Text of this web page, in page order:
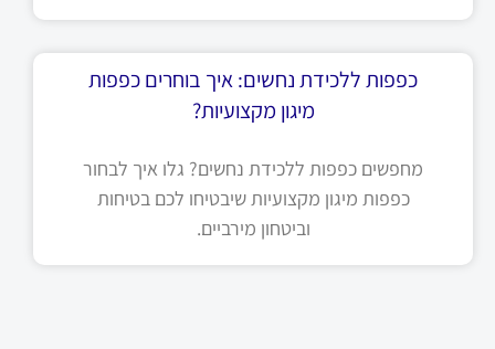
כפפות ללכידת נחשים: איך בוחרים כפפות
מיגון מקצועיות?
מחפשים כפפות ללכידת נחשים? גלו איך לבחור
כפפות מיגון מקצועיות שיבטיחו לכם בטיחות
וביטחון מירביים.